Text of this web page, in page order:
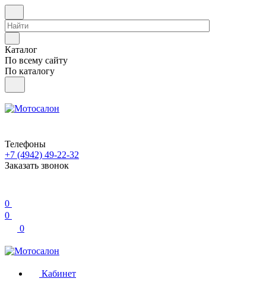
Каталог
По всему сайту
По каталогу
Телефоны
+7 (4942) 49-22-32
Заказать звонок
0
0
0
Кабинет